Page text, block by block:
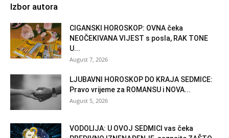
Izbor autora
CIGANSKI HOROSKOP: OVNA čeka
NEOČEKIVANA VIJEST s posla, RAK TONE
U...
August 7, 2026
LJUBAVNI HOROSKOP DO KRAJA SEDMICE:
Pravo vrijeme za ROMANSU i NOVA...
August 5, 2026
VODOLIJA: U OVOJ SEDMICI vas čeka